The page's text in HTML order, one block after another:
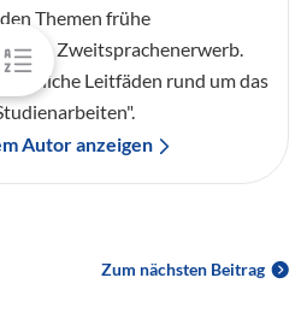
Themen frühe
Zweitsprachenerwerb.
Leitfäden rund um das
Autor anzeigen
Zum nächsten Beitrag